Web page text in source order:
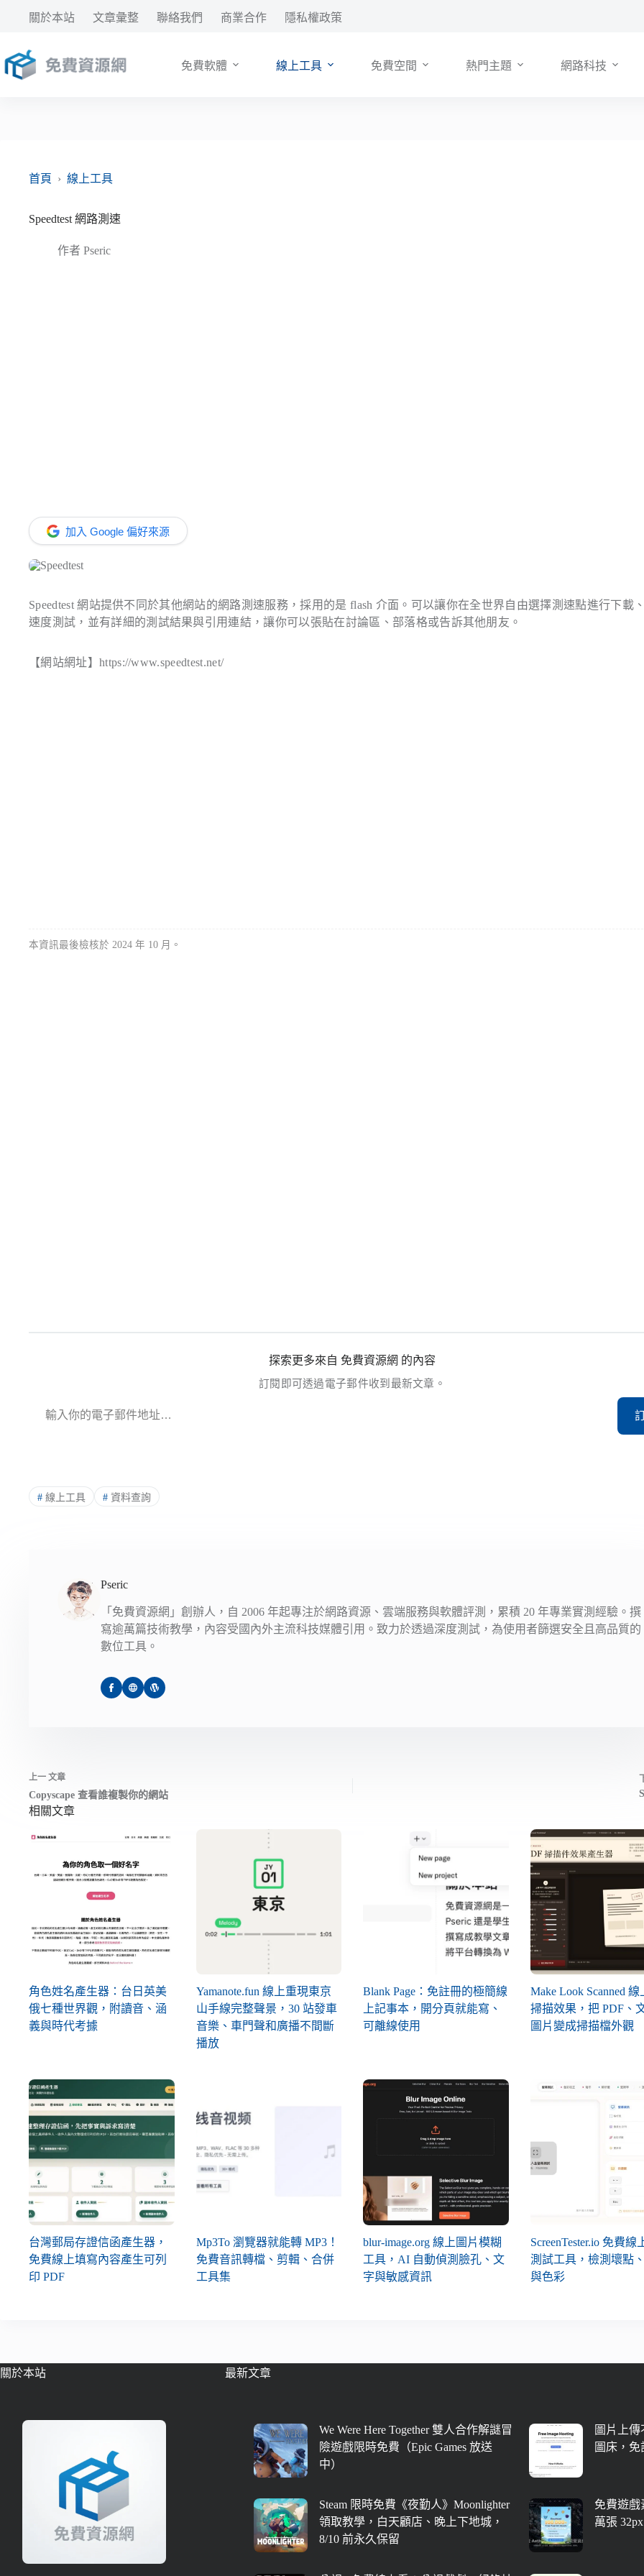
要
內
關於本站 文章彙整 聯絡我們 商業合作 隱私權政策
免費軟體 線上工具 免費空間 熱門主題 網路科技
首頁 › 線上工具
Speedtest 網路測速
作者 Pseric
加入 Google 偏好來源
Speedtest 網站提供不同於其他網站的網路測速服務，採用的是 flash 介面。可以讓你在全世界自由選擇測速點進行下載
速度測試，並有詳細的測試結果與引用連結，讓你可以張貼在討論區、部落格或告訴其他朋友。
【網站網址】https://www.speedtest.net/
本資訊最後檢核於 2024 年 10 月。
探索更多來自 免費資源網 的內容
訂閱即可透過電子郵件收到最新文章。
#線上工具 #資料查詢
Pseric
「免費資源網」創辦人，自 2006 年起專注於網路資源、雲端服務與軟體評測，累積 20 年專業實測經驗。撰
寫逾萬篇技術教學，內容受國內外主流科技媒體引用。致力於透過深度測試，為使用者篩選安全且高品質的
數位工具。
上一 文章
Copyscape 查看誰複製你的網站
相關文章
角色姓名產生器：台日英美
俄七種世界觀，附讀音、涵
義與時代考據
Yamanote.fun 線上重現東京
山手線完整聲景，30 站發車
音樂、車門聲和廣播不間斷
播放
Blank Page：免註冊的極簡線
上記事本，開分頁就能寫、
可離線使用
Make Look Scanned
掃描效果，把 PDF、
圖片變成掃描檔外觀
台灣郵局存證信函產生器，
免費線上填寫內容產生可列
印 PDF
Mp3To 瀏覽器就能轉 MP3！
免費音訊轉檔、剪輯、合併
工具集
blur-image.org 線上圖片模糊
工具，AI 自動偵測臉孔、文
字與敏感資訊
ScreenTester.io 免費線
測試工具，檢測壞點
與色彩
關於本站 最新文章
We Were Here Together 雙人合作解謎冒
險遊戲限時免費（Epic Games 放送
中）
圖片上傳
圖床，
Steam 限時免費《夜勤人》Moonlighter
領取教學，白天顧店、晚上下地城，
8/10 前永久保留
免費遊戲
萬張